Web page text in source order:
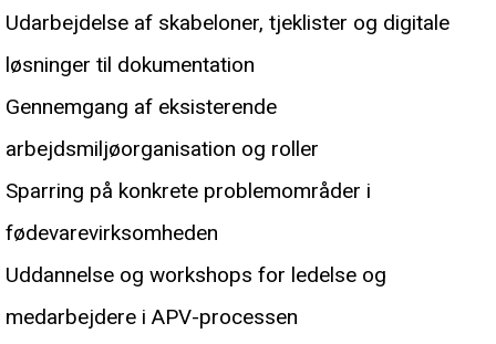
Udarbejdelse af skabeloner, tjeklister og digitale
løsninger til dokumentation
Gennemgang af eksisterende
arbejdsmiljøorganisation og roller
Sparring på konkrete problemområder i
fødevarevirksomheden
Uddannelse og workshops for ledelse og
medarbejdere i APV-processen